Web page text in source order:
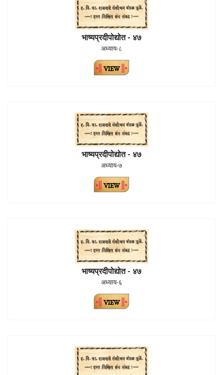
भाष्यप्रदीपोद्योत - ४७
अध्याय-८
भाष्यप्रदीपोद्योत - ४७
अध्याय-७
भाष्यप्रदीपोद्योत - ४७
अध्याय-६